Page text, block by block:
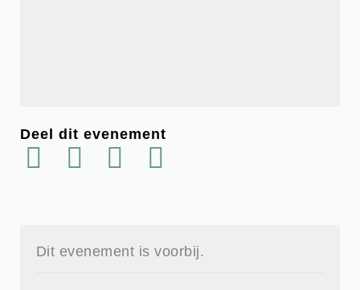
Deel dit evenement
Dit evenement is voorbij.